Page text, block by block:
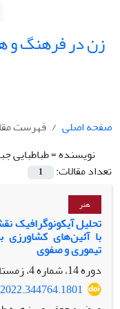
زن در فرهنگ و
صفحه اصلی
فهرست
نویسنده =طباطبایی
تعداد مقالات:
1
هنر
تحلیل آیکونوگرافیک
با آئین‌های کشاورزی
تیموری و صفوی
دوره 14، شماره 4، زمستان 1401، صفحه